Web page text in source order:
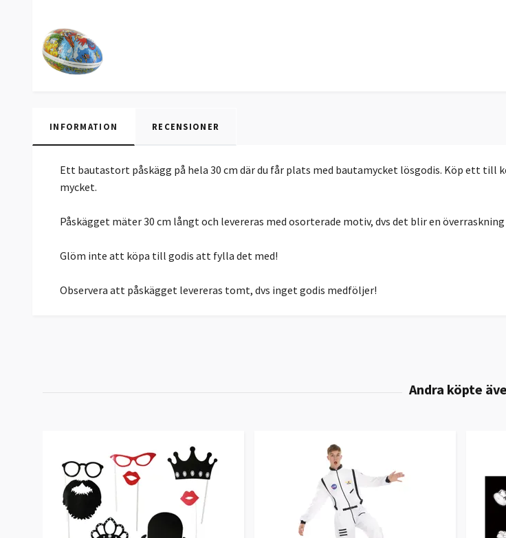
INFORMATION RECENSIONER
Ett bautastort påskägg på hela 30 cm där du får plats med bautamycket lösgodis. Köp ett
mycket.
Påskägget mäter 30 cm långt och levereras med osorterade motiv, dvs det blir en
Glöm inte att köpa till godis att fylla det med!
Observera att påskägget levereras tomt, dvs inget godis medföljer!